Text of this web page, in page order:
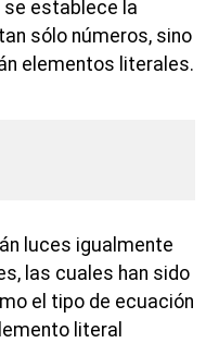
se establece la
sólo números, sino
elementos literales.
luces igualmente
las cuales han sido
el tipo de ecuación
literal